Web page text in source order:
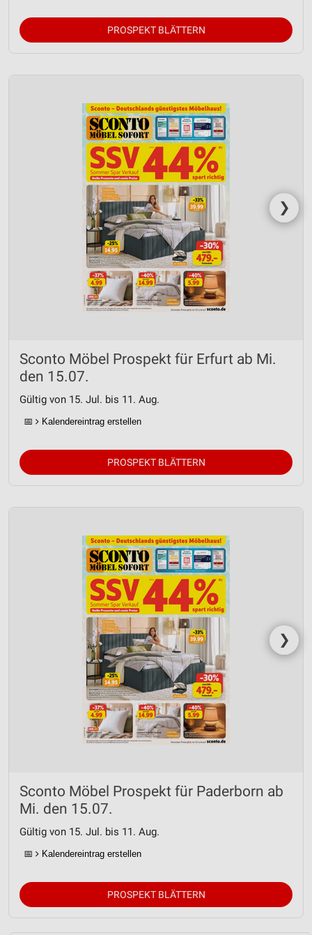
PROSPEKT BLÄTTERN
❯
Sconto Möbel Prospekt für Erfurt ab Mi.
den 15.07.
Gültig von 15. Jul. bis 11. Aug.
📅 Kalendereintrag erstellen
PROSPEKT BLÄTTERN
❯
Sconto Möbel Prospekt für Paderborn ab
Mi. den 15.07.
Gültig von 15. Jul. bis 11. Aug.
📅 Kalendereintrag erstellen
PROSPEKT BLÄTTERN
Verwendung reduzierter Daten zur Auswahl von
personalisierter Werbung
Erstellung von Profilen zur Personalisierung
Verwendung von Profilen zur Auswahl
personalisierter Inhalte
Messung der Werbeleistung
Messung der Performance von Inhalten
Analyse von Zielgruppen durch Statistiken oder
Kombinationen von Daten aus verschiedenen
Verwendung reduzierter Daten zur Auswahl von
Inhalten
Informationen identifizieren
Nicht-IAB-Verarbeitungszwecke: